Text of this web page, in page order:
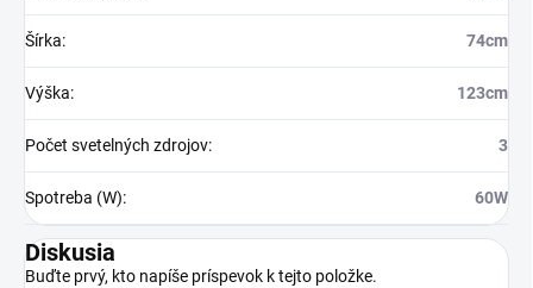
Šírka: 74cm
Výška: 123cm
Počet svetelných zdrojov: 3
Spotreba (W): 60W
Diskusia
Buďte prvý, kto napíše príspevok k tejto položke.